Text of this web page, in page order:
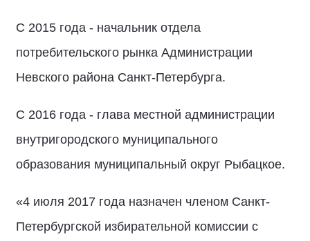
С 2015 года - начальник отдела
потребительского рынка Администрации
Невского района Санкт-Петербурга.
С 2016 года - глава местной администрации
внутригородского муниципального
образования муниципальный округ Рыбацкое.
«4 июля 2017 года назначен членом Санкт-
Петербургской избирательной комиссии с